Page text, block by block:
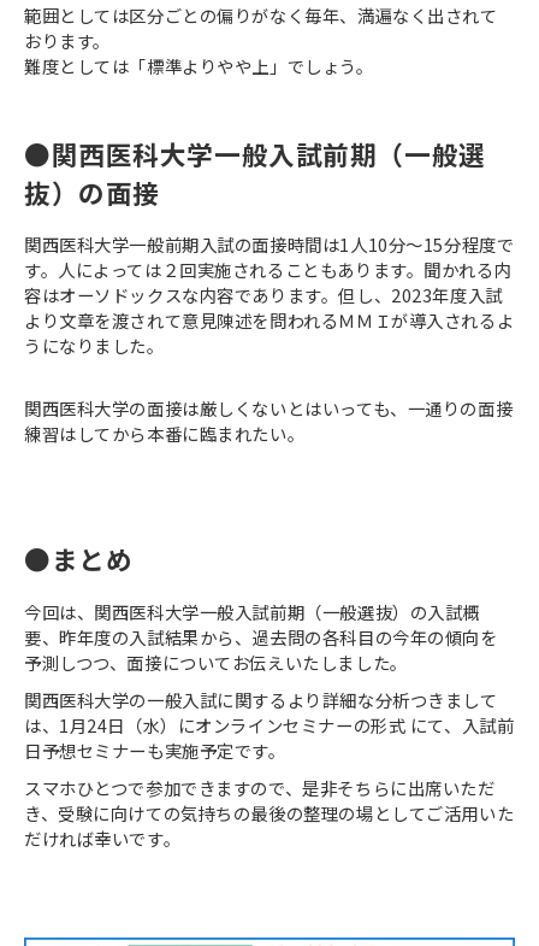
範囲としては区分ごとの偏りがなく毎年、満遍なく出されて
おります。
難度としては「標準よりやや上」でしょう。
●関西医科大学一般入試前期（一般選
抜）の面接
関西医科大学一般前期入試の面接時間は1人10分～15分程度で
す。人によっては２回実施されることもあります。聞かれる内
容はオーソドックスな内容であります。但し、2023年度入試
より文章を渡されて意見陳述を問われるＭＭＩが導入されるよ
うになりました。
関西医科大学の面接は厳しくないとはいっても、一通りの面接
練習はしてから本番に臨まれたい。
●まとめ
今回は、関西医科大学一般入試前期（一般選抜）の入試概
要、昨年度の入試結果から、過去問の各科目の今年の傾向を
予測しつつ、面接についてお伝えいたしました。
関西医科大学の一般入試に関するより詳細な分析つきまして
は、1月24日（水）にオンラインセミナーの形式 にて、入試前
日予想セミナーも実施予定です。
スマホひとつで参加できますので、是非そちらに出席いただ
き、受験に向けての気持ちの最後の整理の場としてご活用いた
だければ幸いです。